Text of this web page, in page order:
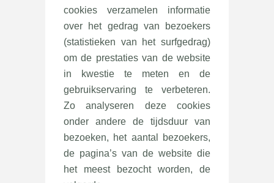
cookies verzamelen informatie
over het gedrag van bezoekers
(statistieken van het surfgedrag)
om de prestaties van de website
in kwestie te meten en de
gebruikservaring te verbeteren.
Zo analyseren deze cookies
onder andere de tijdsduur van
bezoeken, het aantal bezoekers,
de pagina’s van de website die
het meest bezocht worden, de